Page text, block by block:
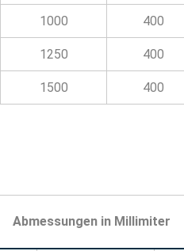
1000 400
1250 400
1500 400
Abmessungen in Millimiter